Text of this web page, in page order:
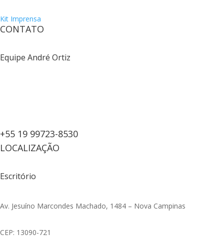
Kit Imprensa
CONTATO
Equipe André Ortiz
+55 19 99723-8530
LOCALIZAÇÃO
Escritório
Av. Jesuíno Marcondes Machado, 1484 – Nova Campinas
CEP: 13090-721